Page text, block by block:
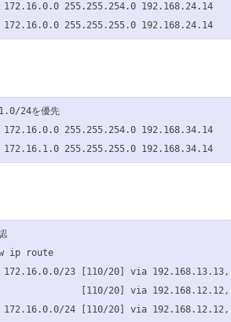
255.255.254.0 192.168.24.14
24を優先
255.255.254.0 192.168.34.14
ip route
23 [110/20] via
[110/20] via
24 [110/20] via